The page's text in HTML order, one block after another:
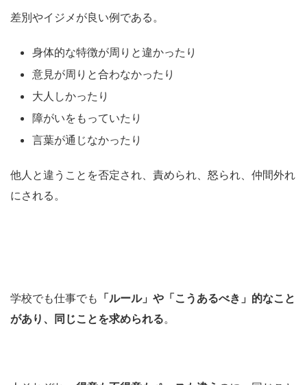
差別やイジメが良い例である。
身体的な特徴が周りと違かったり
意見が周りと合わなかったり
大人しかったり
障がいをもっていたり
言葉が通じなかったり
他人と違うことを否定され、責められ、怒られ、仲間外れ
にされる。
学校でも仕事でも 「ルール」や「こうあるべき」的なこと
があり、同じことを求められる。